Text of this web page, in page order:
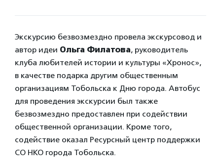
Экскурсию безвозмездно провела экскурсовод и
автор идеи Ольга Филатова, руководитель
клуба любителей истории и культуры «Хронос»,
в качестве подарка другим общественным
организациям Тобольска к Дню города. Автобус
для проведения экскурсии был также
безвозмездно предоставлен при содействии
общественной организации. Кроме того,
содействие оказал Ресурсный центр поддержки
СО НКО города Тобольска.